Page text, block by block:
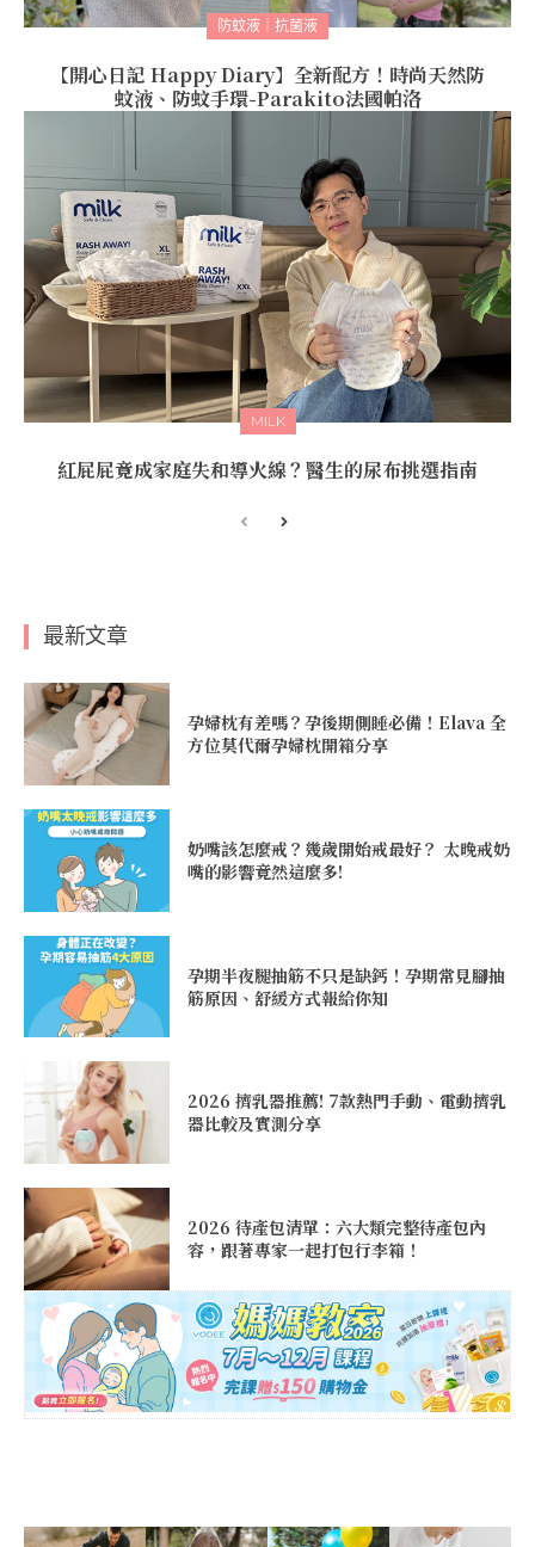
防蚊液｜抗菌液
【開心日記 Happy Diary】全新配方！時尚天然防
蚊液、防蚊手環-Parakito法國帕洛
MILK
紅屁屁竟成家庭失和導火線？醫生的尿布挑選指南
最新文章
孕婦枕有差嗎？孕後期側睡必備！Elava 全
方位莫代爾孕婦枕開箱分享
奶嘴該怎麼戒？幾歲開始戒最好？ 太晚戒奶
嘴的影響竟然這麼多!
孕期半夜腿抽筋不只是缺鈣！孕期常見腳抽
筋原因、舒緩方式報給你知
2026 擠乳器推薦! 7款熱門手動、電動擠乳
器比較及實測分享
2026 待產包清單：六大類完整待產包內
容，跟著專家一起打包行李箱！